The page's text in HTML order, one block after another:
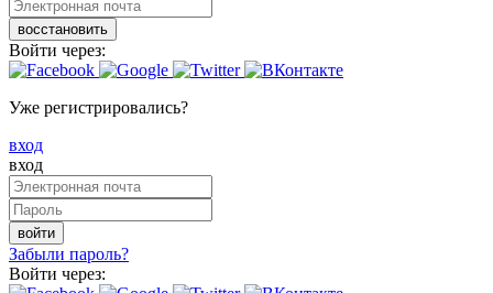
восстановить
Войти через:
Уже регистрировались?
вход
вход
войти
Забыли пароль?
Войти через: